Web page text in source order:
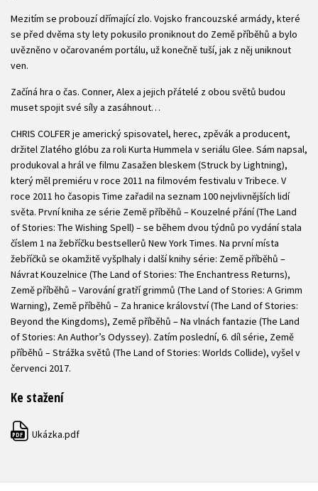
Mezitím se probouzí dřímající zlo. Vojsko francouzské armády, které
se před dvěma sty lety pokusilo proniknout do Země příběhů a bylo
uvězněno v očarovaném portálu, už konečně tuší, jak z něj uniknout
ven.
Začíná hra o čas. Conner, Alex a jejich přátelé z obou světů budou
muset spojit své síly a zasáhnout…
CHRIS COLFER je americký spisovatel, herec, zpěvák a producent,
držitel Zlatého glóbu za roli Kurta Hummela v seriálu Glee. Sám napsal,
produkoval a hrál ve filmu Zasažen bleskem (Struck by Lightning),
který měl premiéru v roce 2011 na filmovém festivalu v Tribece. V
roce 2011 ho časopis Time zařadil na seznam 100 nejvlivnějších lidí
světa. První kniha ze série Země příběhů – Kouzelné přání (The Land
of Stories: The Wishing Spell) – se během dvou týdnů po vydání stala
číslem 1 na žebříčku bestsellerů New York Times. Na první místa
žebříčků se okamžitě vyšplhaly i další knihy série: Země příběhů –
Návrat Kouzelnice (The Land of Stories: The Enchantress Returns),
Země příběhů – Varování gratří grimmů (The Land of Stories: A Grimm
Warning), Země příběhů – Za hranice království (The Land of Stories:
Beyond the Kingdoms), Země příběhů – Na vlnách fantazie (The Land
of Stories: An Author’s Odyssey). Zatím poslední, 6. díl série, Země
příběhů – Strážka světů (The Land of Stories: Worlds Collide), vyšel v
červenci 2017.
Ke stažení
PDF Ukázka.pdf